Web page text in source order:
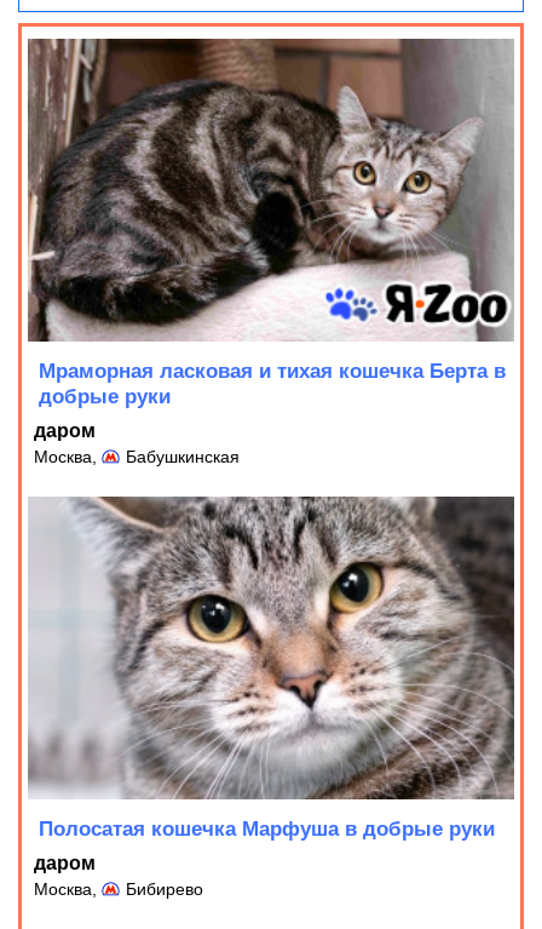
Мраморная ласковая и тихая кошечка Берта в
добрые руки
даром
Москва, Бабушкинская
Полосатая кошечка Марфуша в добрые руки
даром
Москва, Бибирево